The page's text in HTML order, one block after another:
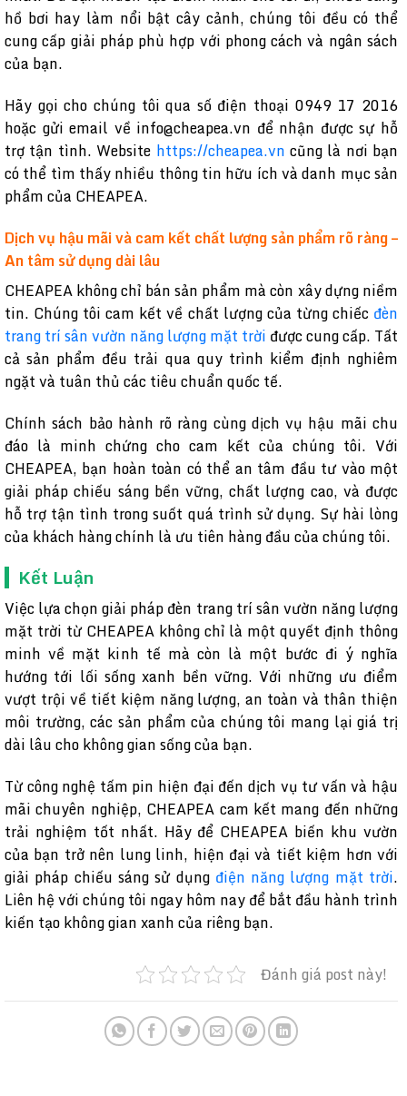
hồ bơi hay làm nổi bật cây cảnh, chúng tôi đều có thể
cung cấp giải pháp phù hợp với phong cách và ngân sách
của bạn.
Hãy gọi cho chúng tôi qua số điện thoại 0949 17 2016
hoặc gửi email về info@cheapea.vn để nhận được sự hỗ
trợ tận tình. Website https://cheapea.vn cũng là nơi bạn
có thể tìm thấy nhiều thông tin hữu ích và danh mục sản
phẩm của CHEAPEA.
Dịch vụ hậu mãi và cam kết chất lượng sản phẩm rõ ràng –
An tâm sử dụng dài lâu
CHEAPEA không chỉ bán sản phẩm mà còn xây dựng niềm
tin. Chúng tôi cam kết về chất lượng của từng chiếc đèn
trang trí sân vườn năng lượng mặt trời được cung cấp. Tất
cả sản phẩm đều trải qua quy trình kiểm định nghiêm
ngặt và tuân thủ các tiêu chuẩn quốc tế.
Chính sách bảo hành rõ ràng cùng dịch vụ hậu mãi chu
đáo là minh chứng cho cam kết của chúng tôi. Với
CHEAPEA, bạn hoàn toàn có thể an tâm đầu tư vào một
giải pháp chiếu sáng bền vững, chất lượng cao, và được
hỗ trợ tận tình trong suốt quá trình sử dụng. Sự hài lòng
của khách hàng chính là ưu tiên hàng đầu của chúng tôi.
Kết Luận
Việc lựa chọn giải pháp đèn trang trí sân vườn năng lượng
mặt trời từ CHEAPEA không chỉ là một quyết định thông
minh về mặt kinh tế mà còn là một bước đi ý nghĩa
hướng tới lối sống xanh bền vững. Với những ưu điểm
vượt trội về tiết kiệm năng lượng, an toàn và thân thiện
môi trường, các sản phẩm của chúng tôi mang lại giá trị
dài lâu cho không gian sống của bạn.
Từ công nghệ tấm pin hiện đại đến dịch vụ tư vấn và hậu
mãi chuyên nghiệp, CHEAPEA cam kết mang đến những
trải nghiệm tốt nhất. Hãy để CHEAPEA biến khu vườn
của bạn trở nên lung linh, hiện đại và tiết kiệm hơn với
giải pháp chiếu sáng sử dụng điện năng lượng mặt trời.
Liên hệ với chúng tôi ngay hôm nay để bắt đầu hành trình
kiến tạo không gian xanh của riêng bạn.
Đánh giá post này!